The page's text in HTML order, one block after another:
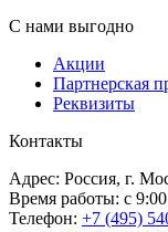
С нами выгодно
Акции
Партнерская
Реквизиты
Контакты
Адрес: Россия, г.
Время работы: с
Телефон: +7 (495)